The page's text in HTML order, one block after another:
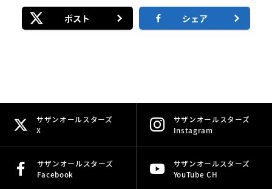
ポスト シェア
サザンオールスターズ
X
サザンオールスターズ
Instagram
サザンオールスターズ
Facebook
サザンオールスターズ
YouTube CH